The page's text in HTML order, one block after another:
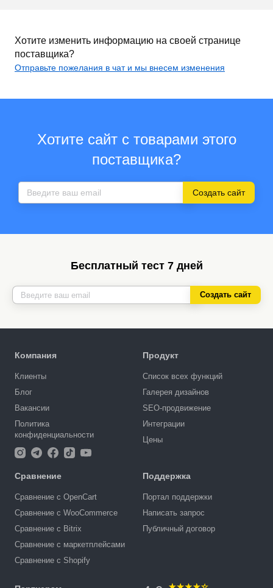
Хотите изменить информацию на своей странице
поставщика?
Отправьте пожелания в чат и мы внесем изменения
Хотите сайт с товарами этого
поставщика?
Создать сайт
Бесплатный тест 7 дней
Создать сайт
Компания
Клиенты
Блог
Вакансии
Политика
конфиденциальности
Продукт
Список всех функций
Галерея дизайнов
SEO-продвижение
Интеграции
Цены
Сравнение
Сравнение с OpenCart
Сравнение с WooCommerce
Сравнение с Bitrix
Сравнение с маркетплейсами
Сравнение с Shopify
Поддержка
Портал поддержки
Написать запрос
Публичный договор